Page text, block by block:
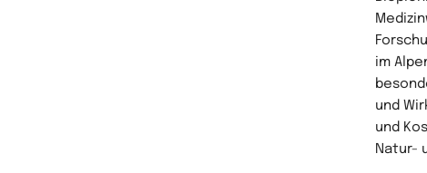
im
und
und
Natur-